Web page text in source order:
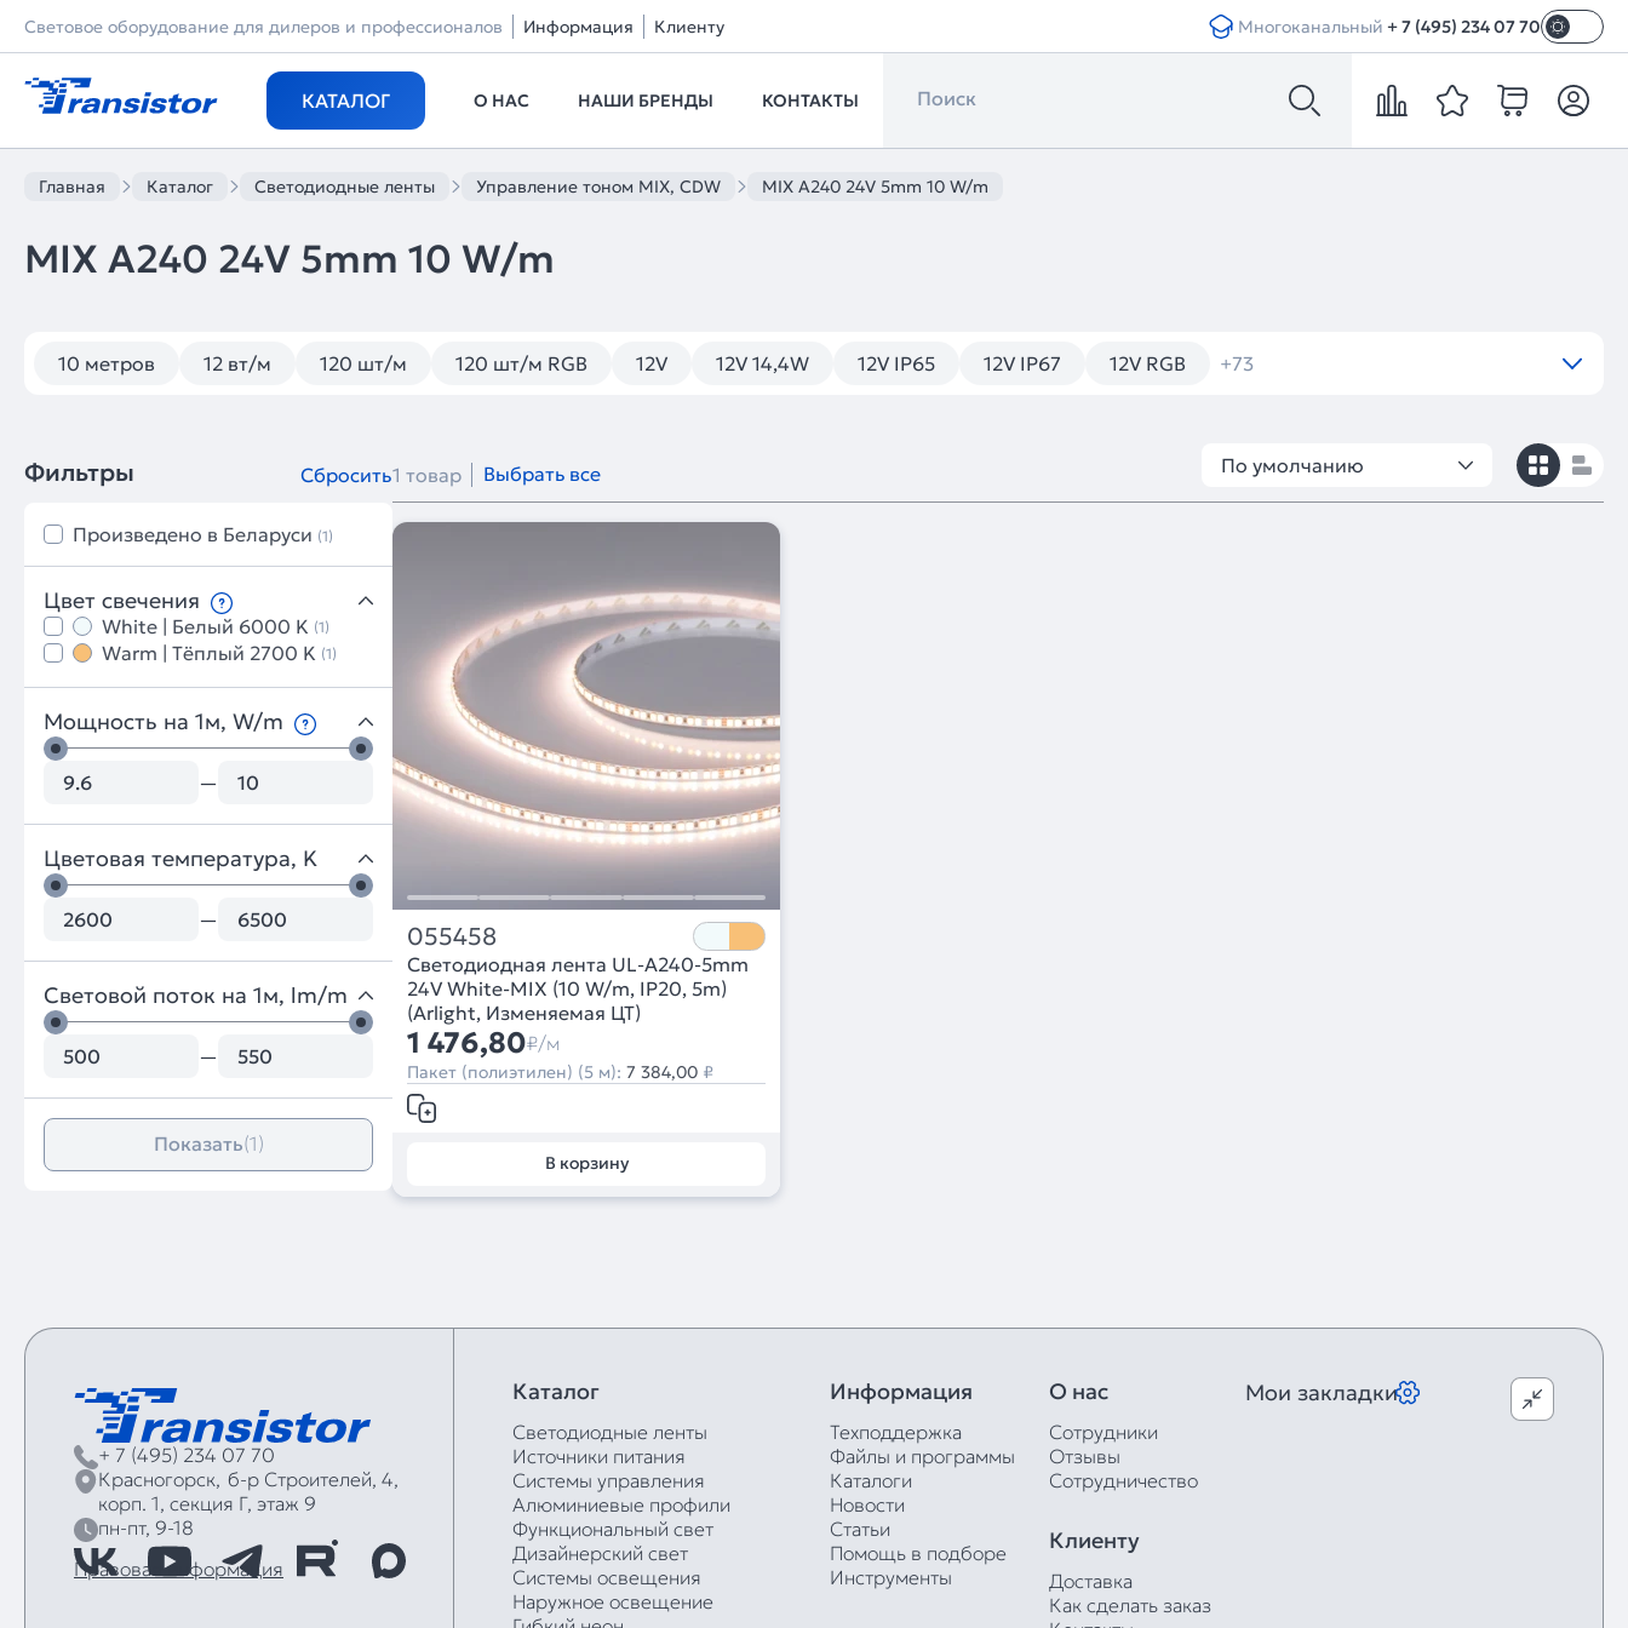
Световое оборудование для дилеров и профессионалов Информация Клиенту Многоканальный + 7 (495) 234 07 70
КАТАЛОГ О НАС НАШИ БРЕНДЫ КОНТАКТЫ
Главная Каталог Светодиодные ленты Управление тоном MIX, CDW MIX A240 24V 5mm 10 W/m
MIX A240 24V 5mm 10 W/m
10 метров 12 вт/м 120 шт/м 120 шт/м RGB 12V 12V 14,4W 12V IP65 12V IP67 12V RGB +73
Фильтры Сбросить
Произведено в Беларуси (1)
Цвет свечения
White | Белый 6000 K (1)
Warm | Тёплый 2700 K (1)
Мощность на 1м, W/m
—
Цветовая температура, K
—
Световой поток на 1м, lm/m
—
Показать(1)
1 товар Выбрать все По умолчанию
055458
Светодиодная лента UL-A240-5mm
24V White-MIX (10 W/m, IP20, 5m)
(Arlight, Изменяемая ЦТ)
1 476,80₽/м
Пакет (полиэтилен) (5 м): 7 384,00 ₽
В корзину
+ 7 (495) 234 07 70
Красногорск, б‑р Строителей, 4,
корп. 1, секция Г, этаж 9
пн-пт, 9-18
Правовая информация
Каталог
Светодиодные ленты
Источники питания
Системы управления
Алюминиевые профили
Функциональный свет
Дизайнерский свет
Системы освещения
Наружное освещение
Информация
Техподдержка
Файлы и программы
Каталоги
Новости
Статьи
Помощь в подборе
Инструменты
О нас
Сотрудники
Отзывы
Сотрудничество
Клиенту
Доставка
Как сделать заказ
Мои закладки